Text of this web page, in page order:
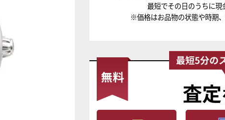
最短でその日のうちに現
※価格はお品物の状態や時期
査定